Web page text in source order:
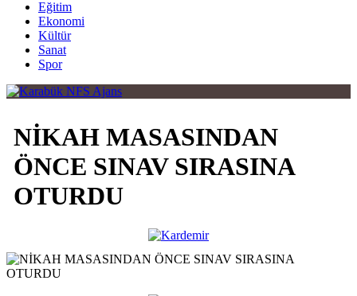
Eğitim
Ekonomi
Kültür
Sanat
Spor
NİKAH MASASINDAN
ÖNCE SINAV SIRASINA
OTURDU